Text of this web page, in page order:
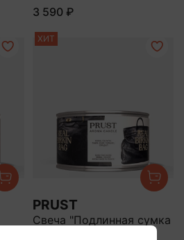
3 590 ₽
ХИТ
PRUST
Свеча "Подлинная сумка